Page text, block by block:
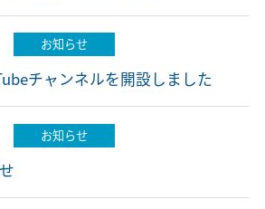
お知らせ
チャンネルを開設しました
お知らせ